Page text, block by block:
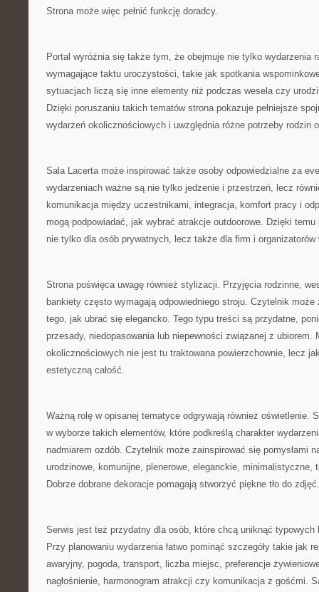
Strona może więc pełnić funkcję doradcy.
Portal wyróżnia się także tym, że obejmuje nie tylko wydarzenia
wymagające taktu uroczystości, takie jak spotkania
sytuacjach liczą się inne elementy niż podczas wesela czy
Dzięki poruszaniu takich tematów strona pokazuje pełniejsze
wydarzeń okolicznościowych i uwzględnia różne potrzeby rodzin
Sala Lacerta może inspirować także osoby odpowiedzialne za
wydarzeniach ważne są nie tylko jedzenie i przestrzeń, lecz
komunikacja między uczestnikami, integracja, komfort pracy i
mogą podpowiadać, jak wybrać atrakcje outdoorowe. Dzięki
nie tylko dla osób prywatnych, lecz także dla firm i
Strona poświęca uwagę również stylizacji. Przyjęcia rodzinne,
bankiety często wymagają odpowiedniego stroju. Czytelnik
tego, jak ubrać się elegancko. Tego typu treści są przydatne,
przesady, niedopasowania lub niepewności związanej z ubiorem.
okolicznościowych nie jest tu traktowana powierzchownie, lecz
estetyczną całość.
Ważną rolę w opisanej tematyce odgrywają również oświetlenie.
w wyborze takich elementów, które podkreślą charakter
nadmiarem ozdób. Czytelnik może zainspirować się pomysłami
urodzinowe, komunijne, plenerowe, eleganckie, minimalistyczne,
Dobrze dobrane dekoracje pomagają stworzyć piękne tło do zdjęć.
Serwis jest też przydatny dla osób, które chcą uniknąć typowych
Przy planowaniu wydarzenia łatwo pominąć szczegóły takie jak
awaryjny, pogoda, transport, liczba miejsc, preferencje
nagłośnienie, harmonogram atrakcji czy komunikacja z gośćmi.